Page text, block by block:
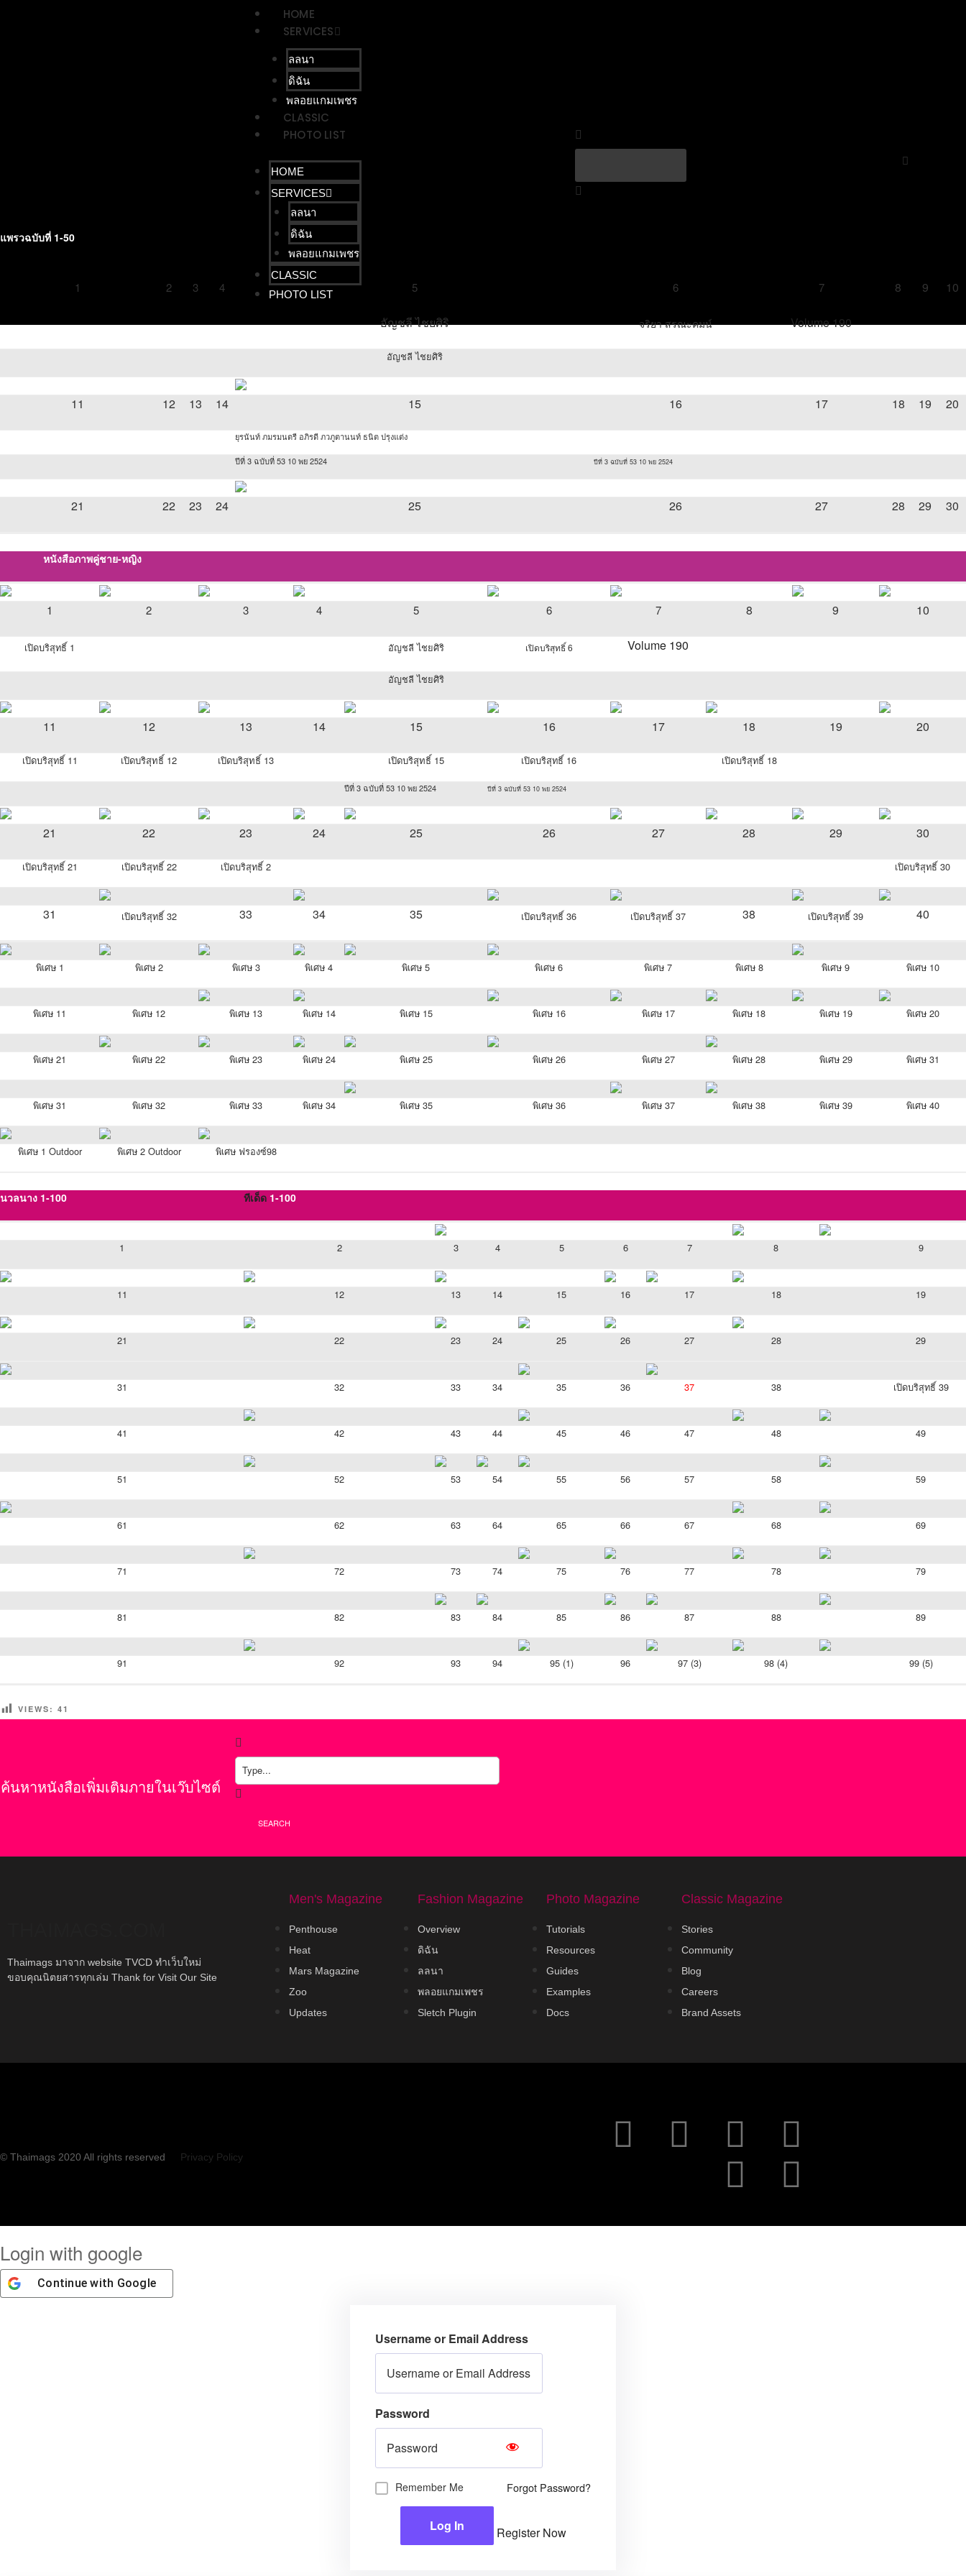
HOME
SERVICES
ลลนา
ดิฉัน
พลอยแกมเพชร
CLASSIC
PHOTO LIST
HOME
SERVICES
ลลนา
ดิฉัน
พลอยแกมเพชร
CLASSIC
PHOTO LIST
Total
IMAGE March 1993
แพรวฉบับที่ 1-50
1 2 3 4 5 6 7 8 9 10
อัญชลี ไชยศิริ จริยา สรณะคมน์ Volume 190
อัญชลี ไชยศิริ
11 12 13 14 15 16 17 18 19 20
ยุรนันท์ ภมรมนตรี อภิรดี ภวภูตานนท์ ธนิต ปรุงแต่ง
ปีที่ 3 ฉบับที่ 53 10 พย 2524 ปีที่ 3 ฉบับที่ 53 10 พย 2524
21 22 23 24 25 26 27 28 29 30
หนังสือภาพคู่ชาย-หญิง
1 2 3 4 5 6 7 8 9 10
เปิดบริสุทธิ์ 1 อัญชลี ไชยศิริ เปิดบริสุทธิ์ 6 Volume 190
อัญชลี ไชยศิริ
11 12 13 14 15 16 17 18 19 20
เปิดบริสุทธิ์ 11 เปิดบริสุทธิ์ 12 เปิดบริสุทธิ์ 13 เปิดบริสุทธิ์ 15 เปิดบริสุทธิ์ 16 เปิดบริสุทธิ์ 18
ปีที่ 3 ฉบับที่ 53 10 พย 2524 ปีที่ 3 ฉบับที่ 53 10 พย 2524
21 22 23 24 25 26 27 28 29 30
เปิดบริสุทธิ์ 21 เปิดบริสุทธิ์ 22 เปิดบริสุทธิ์ 2 เปิดบริสุทธิ์ 30
31 เปิดบริสุทธิ์ 32 33 34 35 เปิดบริสุทธิ์ 36 เปิดบริสุทธิ์ 37 38 เปิดบริสุทธิ์ 39 40
พิเศษ 1 พิเศษ 2 พิเศษ 3 พิเศษ 4 พิเศษ 5 พิเศษ 6 พิเศษ 7 พิเศษ 8 พิเศษ 9 พิเศษ 10
พิเศษ 11 พิเศษ 12 พิเศษ 13 พิเศษ 14 พิเศษ 15 พิเศษ 16 พิเศษ 17 พิเศษ 18 พิเศษ 19 พิเศษ 20
พิเศษ 21 พิเศษ 22 พิเศษ 23 พิเศษ 24 พิเศษ 25 พิเศษ 26 พิเศษ 27 พิเศษ 28 พิเศษ 29 พิเศษ 31
พิเศษ 31 พิเศษ 32 พิเศษ 33 พิเศษ 34 พิเศษ 35 พิเศษ 36 พิเศษ 37 พิเศษ 38 พิเศษ 39 พิเศษ 40
พิเศษ 1 Outdoor พิเศษ 2 Outdoor พิเศษ ฟรองซ์98
นวลนาง 1-100 ทีเด็ด 1-100
1 2 3 4 5 6 7 8 9
11 12 13 14 15 16 17 18 19
21 22 23 24 25 26 27 28 29
31 32 33 34 35 36 37 38 เปิดบริสุทธิ์ 39
41 42 43 44 45 46 47 48 49
51 52 53 54 55 56 57 58 59
61 62 63 64 65 66 67 68 69
71 72 73 74 75 76 77 78 79
81 82 83 84 85 86 87 88 89
91 92 93 94 95 (1) 96 97 (3) 98 (4) 99 (5)
VIEWS: 41
ค้นหาหนังสือเพิ่มเติมภายในเว๊บไซต์
SEARCH
Thaimags มาจาก website TVCD ทำเว็บใหม่
ขอบคุณนิตยสารทุกเล่ม Thank for Visit Our Site
Men's Magazine
Penthouse
Heat
Mars Magazine
Zoo
Updates
Fashion Magazine
Overview
ดิฉัน
ลลนา
พลอยแกมเพชร
Sletch Plugin
Photo Magazine
Tutorials
Resources
Guides
Examples
Docs
Classic Magazine
Stories
Community
Blog
Careers
Brand Assets
© Thaimags 2020 All rights reserved Privacy Policy
Login with google
Continue with Google
Username or Email Address
Password
Remember Me Forgot Password?
Log In Register Now